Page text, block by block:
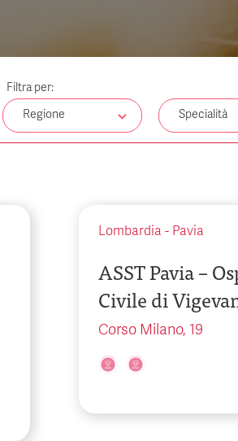
Filtra per:
Regione
Specialità
Lombardia - Pavia
ASST Pavia –
Civile di
Corso Milano, 19